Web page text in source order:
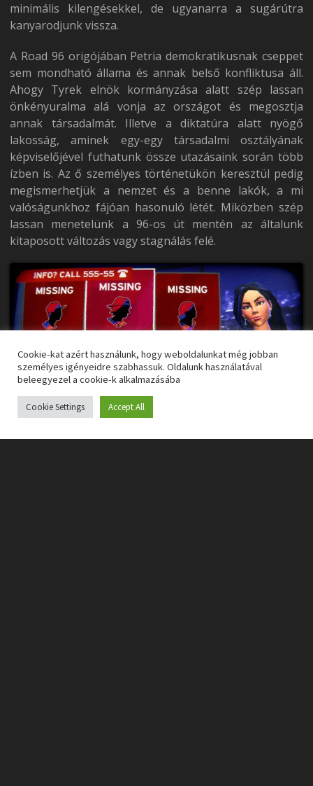
minimális kilengésekkel, de ugyanarra a sugárútra
kanyarodjunk vissza.
A Road 96 origójában Petria demokratikusnak cseppet
sem mondható állama és annak belső konfliktusa áll.
Ahogy Tyrek elnök kormányzása alatt szép lassan
önkényuralma alá vonja az országot és megosztja
annak társadalmát. Illetve a diktatúra alatt nyögő
lakosság, aminek egy-egy társadalmi osztályának
képviselőjével futhatunk össze utazásaink során több
ízben is. Az ő személyes történetükön keresztül pedig
megismerhetjük a nemzet és a benne lakók, a mi
valóságunkhoz fájóan hasonuló létét. Miközben szép
lassan menetelünk a 96-os út mentén az általunk
kitaposott változás vagy stagnálás felé.
Cookie-kat azért használunk, hogy weboldalunkat még jobban
személyes igényeidre szabhassuk. Oldalunk használatával
beleegyezel a cookie-k alkalmazásába
Cookie Settings Accept All